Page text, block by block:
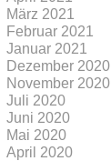
März 2021
Februar 2021
Januar 2021
Dezember 2020
November 2020
Juli 2020
Juni 2020
Mai 2020
April 2020